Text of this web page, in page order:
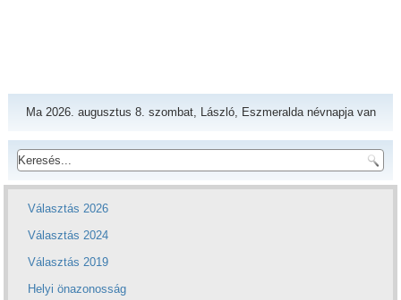
Ma 2026. augusztus 8. szombat, László, Eszmeralda névnapja van
Választás 2026
Választás 2024
Választás 2019
Helyi önazonosság